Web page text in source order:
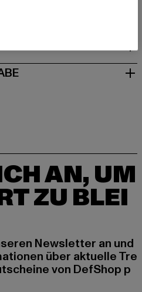
AN, UM
ZU BLEI
Newsletter an und
über aktuelle Tre
von DefShop p